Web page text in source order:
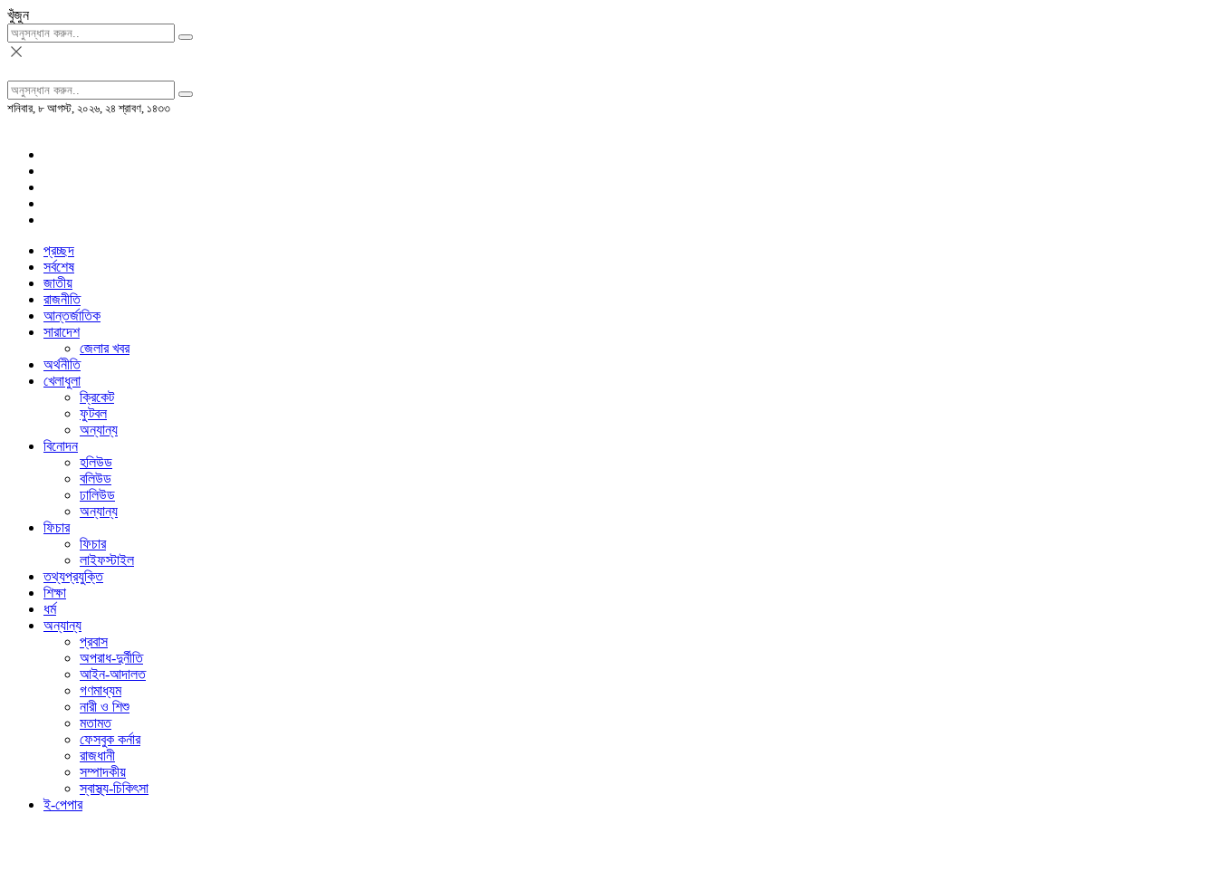
খুঁজুন
শনিবার, ৮ আগস্ট, ২০২৬, ২৪ শ্রাবণ, ১৪৩৩
প্রচ্ছদ
সর্বশেষ
জাতীয়
রাজনীতি
আন্তর্জাতিক
সারাদেশ
জেলার খবর
অর্থনীতি
খেলাধুলা
ক্রিকেট
ফুটবল
অন্যান্য
বিনোদন
হলিউড
বলিউড
ঢালিউড
অন্যান্য
ফিচার
ফিচার
লাইফস্টাইল
তথ্যপ্রযুক্তি
শিক্ষা
ধর্ম
অন্যান্য
প্রবাস
অপরাধ-দুর্নীতি
আইন-আদালত
গণমাধ্যম
নারী ও শিশু
মতামত
ফেসবুক কর্নার
রাজধানী
সম্পাদকীয়
স্বাস্থ্য-চিকিৎসা
ই-পেপার